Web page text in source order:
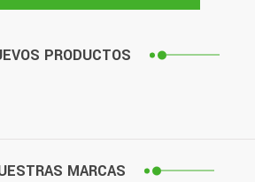
PRODUCTOS
MARCAS